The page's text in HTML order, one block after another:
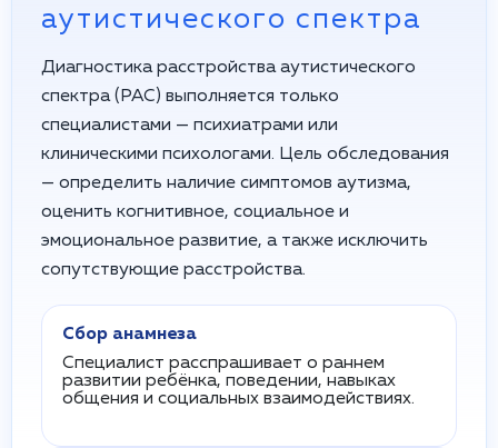
аутистического спектра
Диагностика расстройства аутистического
спектра (РАС) выполняется только
специалистами — психиатрами или
клиническими психологами. Цель обследования
— определить наличие симптомов аутизма,
оценить когнитивное, социальное и
эмоциональное развитие, а также исключить
сопутствующие расстройства.
Сбор анамнеза
Специалист расспрашивает о раннем
развитии ребёнка, поведении, навыках
общения и социальных взаимодействиях.